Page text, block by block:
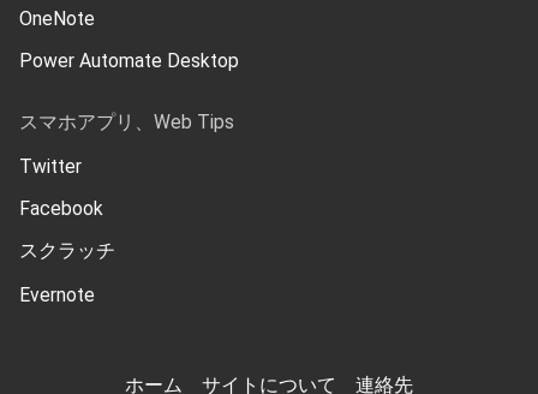
OneNote
Power Automate Desktop
スマホアプリ、Web Tips
Twitter
Facebook
スクラッチ
Evernote
ホーム サイトについて 連絡先